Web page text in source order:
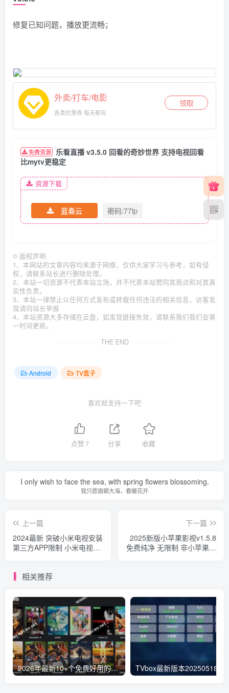
修复已知问题，播放更流畅；
外卖/打车/电影
各类优惠券 每天都有
领取
免费资源
乐看直播 v3.5.0 回看的奇妙世界 支持电视回看
比mytv更稳定
资源下载
蓝奏云 密码:77lp
© 版权声明
1、本网站的文章内容均来源于网络，仅供大家学习与参考，如有侵
权，请联系站长进行删除处理。
2、本站一切资源不代表本站立场，并不代表本站赞同其观点和对其真
实性负责。
3、本站一律禁止以任何方式发布或转载任何违法的相关信息，访客发
现请向站长举报
4、本站资源大多存储在云盘，如发现链接失效，请联系我们我们会第
一时间更新。
THE END
Android TV盒子
喜欢就支持一下吧
点赞7 分享 收藏
I only wish to face the sea, with spring flowers blossoming.
我只愿面朝大海，春暖花开
上一篇
2024最新 突破小米电视安装
第三方APP限制 小米电视助
下一篇
2025新版小苹果影视v1.5.8
免费纯净 无限制 非小苹果影
相关推荐
2026年最新10+个免费好用的视频电影网站-免VIP一网打尽，持续更新